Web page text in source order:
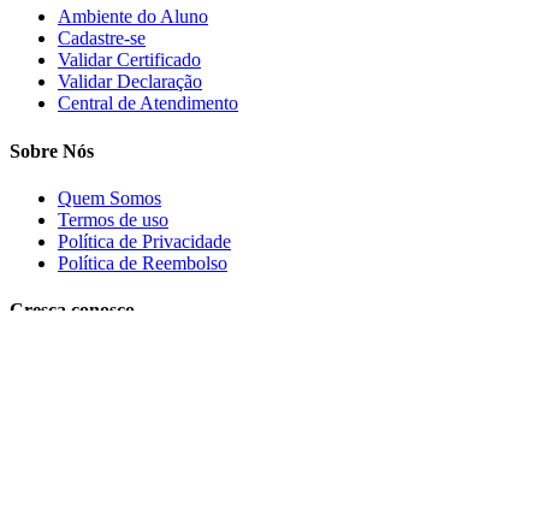
Ambiente do Aluno
Cadastre-se
Validar Certificado
Validar Declaração
Central de Atendimento
Sobre Nós
Quem Somos
Termos de uso
Política de Privacidade
Política de Reembolso
Cresça conosco